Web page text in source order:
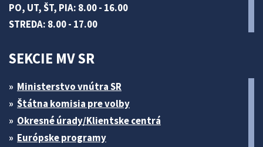
PO, UT, ŠT, PIA: 8.00 - 16.00
STREDA: 8.00 - 17.00
SEKCIE MV SR
Ministerstvo vnútra SR
Štátna komisia pre volby
Okresné úrady/Klientske centrá
Európske programy